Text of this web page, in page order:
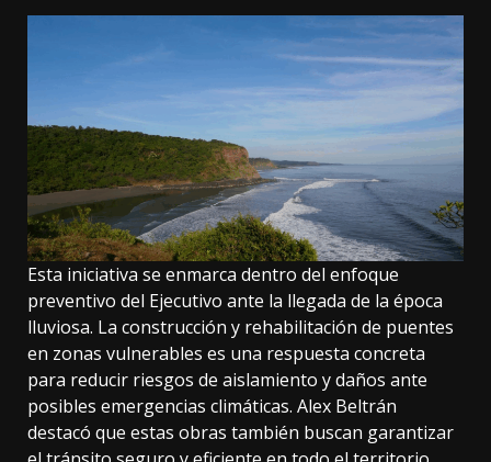
Esta iniciativa se enmarca dentro del enfoque
preventivo del Ejecutivo ante la llegada de la época
lluviosa. La construcción y rehabilitación de puentes
en zonas vulnerables es una respuesta concreta
para reducir riesgos de aislamiento y daños ante
posibles emergencias climáticas. Alex Beltrán
destacó que estas obras también buscan garantizar